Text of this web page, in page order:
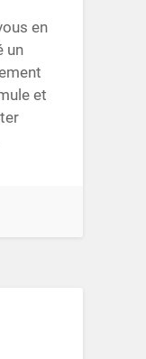
en
un
et